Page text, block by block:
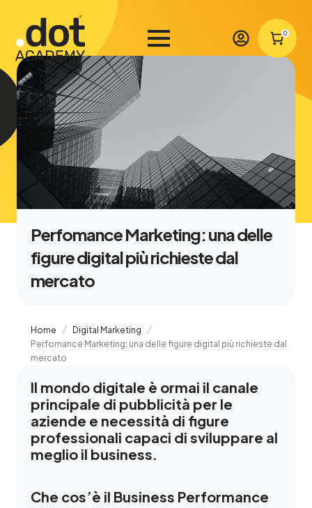
0
Perfomance Marketing: una delle
figure digital più richieste dal
mercato
Home
Digital Marketing
Perfomance Marketing: una delle figure digital più richieste dal
mercato
Il mondo digitale è ormai il canale
principale di pubblicità per le
aziende e necessità di figure
professionali capaci di sviluppare al
meglio il business.
Che cos’è il Business Performance